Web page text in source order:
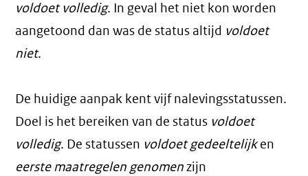
voldoet volledig. In geval het niet kon worden
aangetoond dan was de status altijd voldoet
niet.
De huidige aanpak kent vijf nalevingsstatussen.
Doel is het bereiken van de status voldoet
volledig. De statussen voldoet gedeeltelijken
eerste maatregelen genomenzijn